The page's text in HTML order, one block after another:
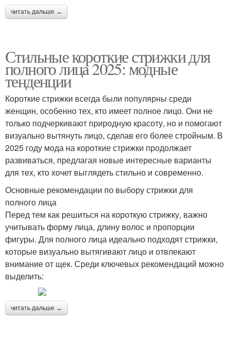
читать дальше →
Стильные короткие стрижки для
полного лица 2025: модные
тенденции
Короткие стрижки всегда были популярны среди
женщин, особенно тех, кто имеет полное лицо. Они не
только подчеркивают природную красоту, но и помогают
визуально вытянуть лицо, сделав его более стройным. В
2025 году мода на короткие стрижки продолжает
развиваться, предлагая новые интересные варианты
для тех, кто хочет выглядеть стильно и современно.
Основные рекомендации по выбору стрижки для
полного лица
Перед тем как решиться на короткую стрижку, важно
учитывать форму лица, длину волос и пропорции
фигуры. Для полного лица идеально подходят стрижки,
которые визуально вытягивают лицо и отвлекают
внимание от щек. Среди ключевых рекомендаций можно
выделить:
читать дальше →